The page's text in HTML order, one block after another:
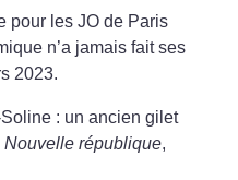
pour les JO de Paris
n’a jamais fait ses
2023.
: un ancien gilet
Nouvelle république,